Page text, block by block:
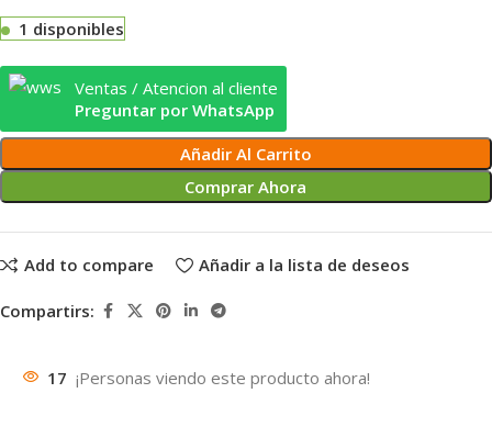
1 disponibles
Ventas / Atencion al cliente
Preguntar por WhatsApp
Añadir Al Carrito
Comprar Ahora
Add to compare Añadir a la lista de deseos
Compartirs:
17 ¡Personas viendo este producto ahora!